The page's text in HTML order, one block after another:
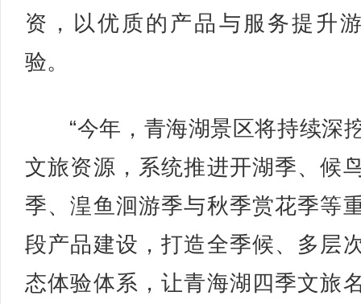
资，以优质的产品与服务提升
验。
“今年，青海湖景区将持续深
文旅资源，系统推进开湖季、候
季、湟鱼洄游季与秋季赏花季等
段产品建设，打造全季候、多层
态体验体系，让青海湖四季文旅